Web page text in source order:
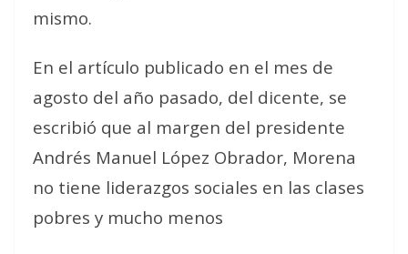
mismo.
En el artículo publicado en el mes de
agosto del año pasado, del dicente, se
escribió que al margen del presidente
Andrés Manuel López Obrador, Morena
no tiene liderazgos sociales en las clases
pobres y mucho menos